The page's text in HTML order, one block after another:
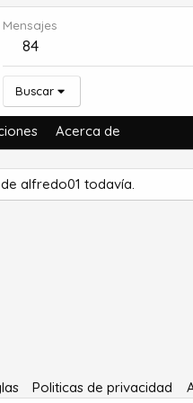
Mensajes
84
Buscar
Acerca de
alfredo01 todavía.
Politicas de privacidad